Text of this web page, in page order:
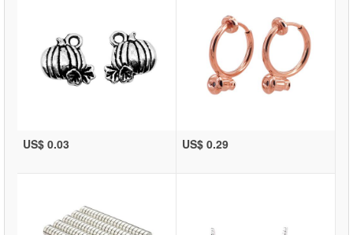
US$ 0.03 US$ 0.29